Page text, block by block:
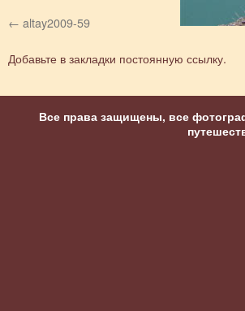
altay2009-59
Добавьте в закладки постоянную ссылку.
Все права защищены, все